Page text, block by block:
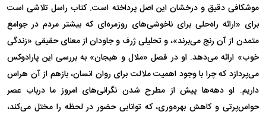
موشکافی دقیق و درخشان این اصل پرداخته است. کتاب راسل تلاشی است
برای «ارائه راه‌حلی برای ناخوشی‌های روزمره‌ای که بیشتر مردم در جوامع
متمدن از آن رنج می‌برند»، و تحلیلی ژرف و جاودان از معنای حقیقی «زندگی
خوب» ارائه می‌دهد. او در فصل «ملال و هیجان» به بررسی این پارادوکس
می‌پردازد که چرا با وجود اهمیت ملالت برای روان انسان، بازهم از آن هراس
داریم. او دهه‌ها پیش از مطرح شدن نگرانی‌های امروز ما درباب عصر
حواس‌پرتی و کاهش بهره‌وری، که توانایی حضور در لحظه را مختل می‌کند،